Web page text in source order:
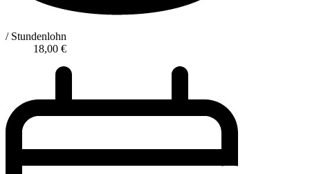
/ Stundenlohn
18,00 €